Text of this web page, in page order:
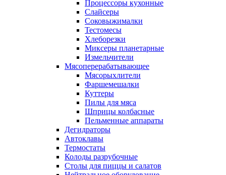
Процессоры кухонные
Слайсеры
Соковыжималки
Тестомесы
Хлеборезки
Миксеры планетарные
Измельчители
Мясоперерабатывающее
Мясорыхлители
Фаршемешалки
Куттеры
Пилы для мяса
Шприцы колбасные
Пельменные аппараты
Дегидраторы
Автоклавы
Термостаты
Колоды разрубочные
Столы для пиццы и салатов